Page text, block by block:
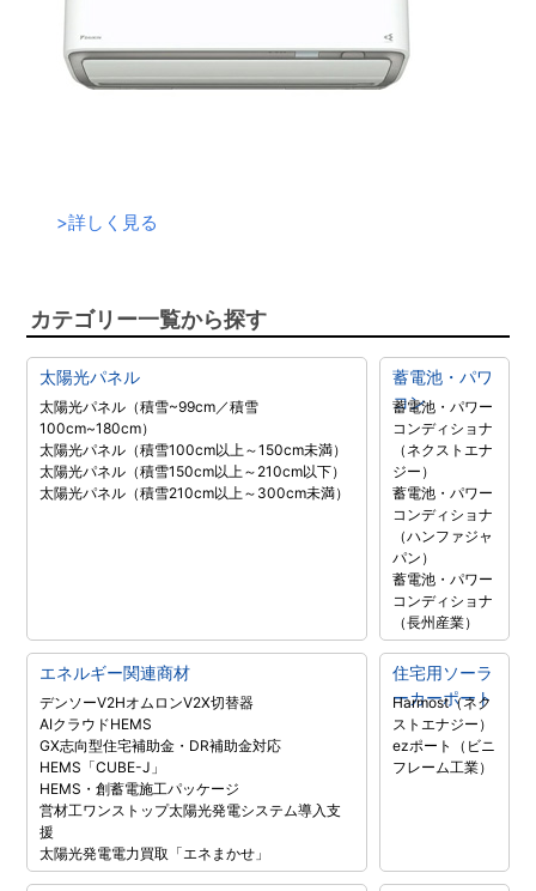
>詳しく見る
カテゴリー一覧から探す
太陽光パネル
太陽光パネル（積雪~99cm／積雪
100cm~180cm）
太陽光パネル（積雪100cm以上～150cm未満）
太陽光パネル（積雪150cm以上～210cm以下）
太陽光パネル（積雪210cm以上～300cm未満）
蓄電池・パワ
コン
蓄電池・パワー
コンディショナ
（ネクストエナ
ジー）
蓄電池・パワー
コンディショナ
（ハンファジャ
パン）
蓄電池・パワー
コンディショナ
（長州産業）
エネルギー関連商材
デンソーV2HオムロンV2X切替器
AIクラウドHEMS
GX志向型住宅補助金・DR補助金対応
HEMS「CUBE-J」
HEMS・創蓄電施工パッケージ
営材工ワンストップ太陽光発電システム導入支
援
太陽光発電電力買取「エネまかせ」
住宅用ソーラ
ーカーポート
Harmost（ネク
ストエナジー）
ezポート（ビニ
フレーム工業）